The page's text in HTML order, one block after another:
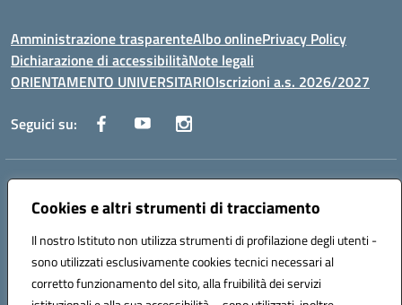
Cookies e altri strumenti di tracciamento
Il nostro Istituto non utilizza strumenti di profilazione degli utenti -
sono utilizzati esclusivamente cookies tecnici necessari al
corretto funzionamento del sito, alla fruibilità dei servizi
Amministrazione trasparenteAlbo onlinePrivacy Policy
Dichiarazione di accessibilitàNote legali
ORIENTAMENTO UNIVERSITARIOIscrizioni a.s. 2026/2027
Seguici su:
Indirizzo:
Centralino:0882 331218 Email:fgps210002@istruzione.it
Codice fiscale: 93071630714
Codice meccanografico:
FGPS210002
Codice unico di fatturazione (CUF): UF7W9K